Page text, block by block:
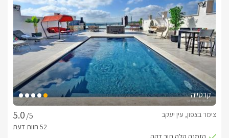
קרטייה
/5
צימר בצפון, עין יעקב